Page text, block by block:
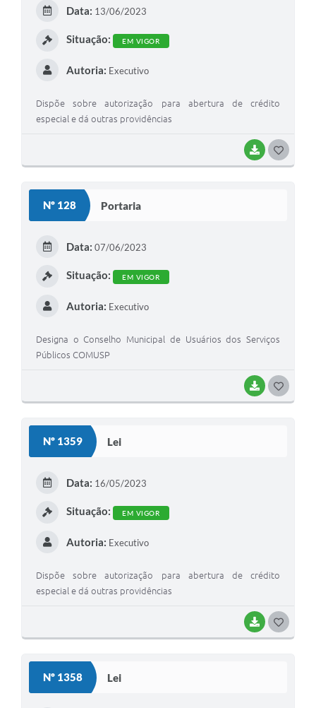
BAIXAR
Data: 13/06/2023
Situação: EM VIGOR
Autoria: Executivo
Dispõe sobre autorização para abertura de crédito
especial e dá outras providências
Nº 128 Portaria
BAIXAR
Data: 07/06/2023
Situação: EM VIGOR
Autoria: Executivo
Designa o Conselho Municipal de Usuários dos Serviços
Públicos COMUSP
Nº 1359 Lei
BAIXAR
Data: 16/05/2023
Situação: EM VIGOR
Autoria: Executivo
Dispõe sobre autorização para abertura de crédito
especial e dá outras providências
Nº 1358 Lei